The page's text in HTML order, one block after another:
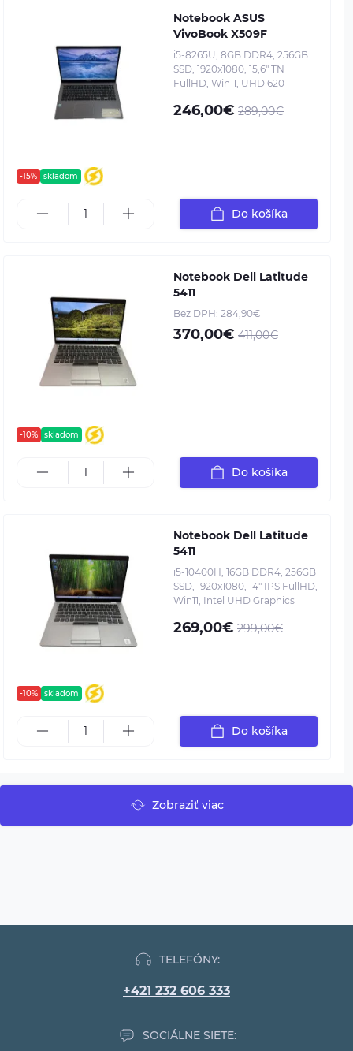
-15% skladom
Notebook ASUS
VivoBook X509F
i5-8265U, 8GB DDR4, 256GB
SSD, 1920x1080, 15,6" TN
FullHD, Win11, UHD 620
246,00€ 289,00€
Do košíka
-10% skladom
Notebook Dell Latitude
5411
Bez DPH: 284,90€
370,00€ 411,00€
Do košíka
-10% skladom
Notebook Dell Latitude
5411
i5-10400H, 16GB DDR4, 256GB
SSD, 1920x1080, 14" IPS FullHD,
Win11, Intel UHD Graphics
269,00€ 299,00€
Do košíka
Zobraziť viac
TELEFÓNY:
+421 232 606 333
SOCIÁLNE SIETE: